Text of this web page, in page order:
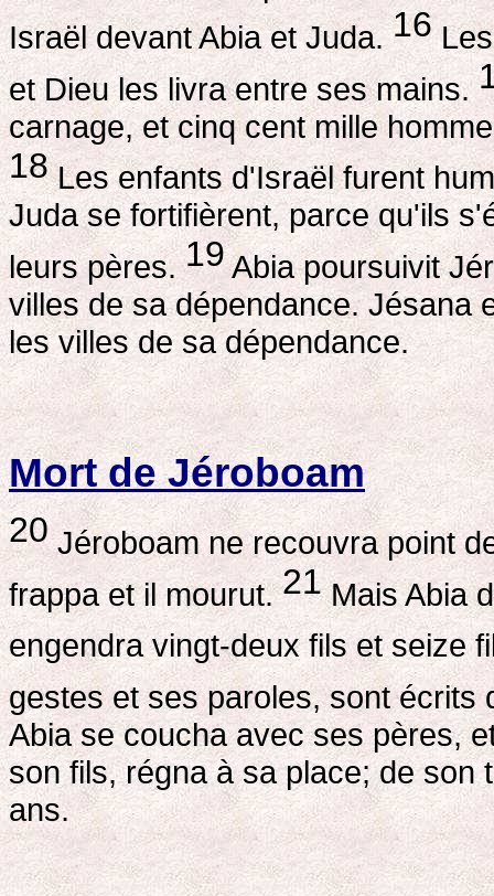
Israël devant Abia et Juda.16
et Dieu les livra entre ses mains.
carnage, et cinq cent mille
18Les enfants d'Israël furent
Juda se fortifièrent, parce qu'ils
leurs pères.19Abia poursuivit
villes de sa dépendance. Jésana
les villes de sa dépendance.
Mort de Jéroboam
20Jéroboam ne recouvra point
frappa et il mourut.21Mais Abia
engendra vingt-deux fils et seize
gestes et ses paroles, sont
Abia se coucha avec ses pères,
son fils, régna à sa place; de son
ans.